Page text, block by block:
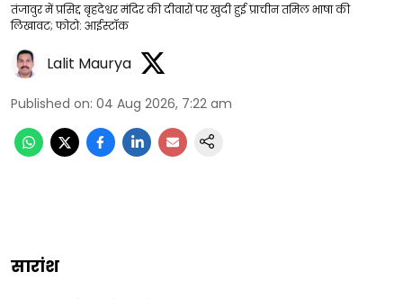
तंजावुर में प्रसिद्द बृहदेश्वर मंदिर की दीवारों पर खुदी हुई प्राचीन तमिल भाषा की
लिखावट; फोटो: आईस्टॉक
Lalit Maurya
Published on: 04 Aug 2026, 7:22 am
सारांश